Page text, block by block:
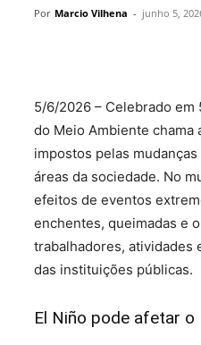
Por Marcio Vilhena - junho 5,
5/6/2026 – Celebrado em
do Meio Ambiente chama
impostos pelas
áreas da sociedade. No
efeitos de eventos
enchentes, queimadas e
trabalhadores, atividades
das instituições públicas.
El Niño pode afetar o